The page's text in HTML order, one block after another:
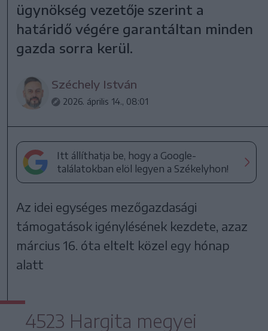
ügynökség vezetője szerint a
határidő végére garantáltan minden
gazda sorra kerül.
Széchely István
2026. április 14., 08:01
Itt állíthatja be, hogy a Google-
találatokban elöl legyen a Székelyhon!
Az idei egységes mezőgazdasági
támogatások igénylésének kezdete, azaz
március 16. óta eltelt közel egy hónap
alatt
4523 Hargita megyei